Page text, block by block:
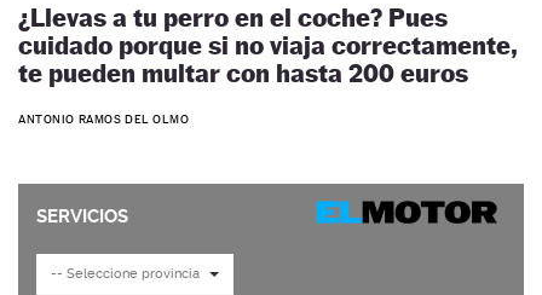
¿Llevas a tu perro en el coche? Pues
cuidado porque si no viaja correctamente,
te pueden multar con hasta 200 euros
ANTONIO RAMOS DEL OLMO